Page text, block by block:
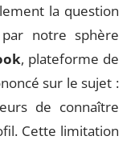
la question
notre sphère
, plateforme de
sur le sujet :
de connaître
Cette limitation